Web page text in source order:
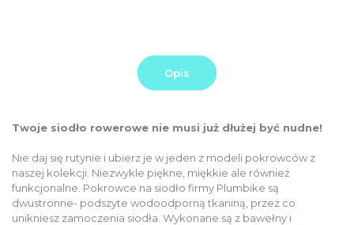
Opis
Twoje siodło rowerowe nie musi już dłużej być nudne!
Nie daj się rutynie i ubierz je w jeden z modeli pokrowców z
naszej kolekcji. Niezwykle piękne, miękkie ale również
funkcjonalne. Pokrowce na siodło firmy Plumbike są
dwustronne- podszyte wodoodporną tkaniną, przez co
unikniesz zamoczenia siodła. Wykonane są z bawełny i